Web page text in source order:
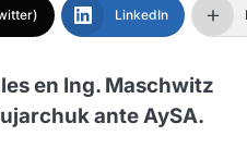
LinkedIn
en Ing. Maschwitz
ante AySA.